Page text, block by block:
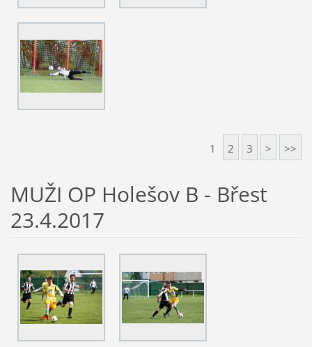
1 2 3 > >>
MUŽI OP Holešov B - Břest
23.4.2017